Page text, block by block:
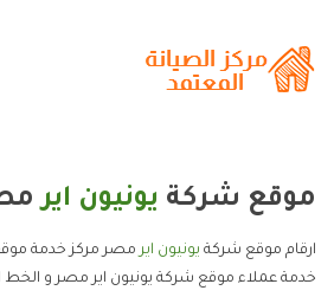
موقع شركة يونيون اير
ارقام موقع شركة يونيون ايرمصر مركز خدمة
خدمة عملاء موقع شركة يونيون اير مصر و